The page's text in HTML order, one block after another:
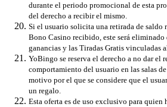
durante el periodo promocional de esta
del derecho a recibir el mismo.
Si el usuario solicita una retirada de saldo
Bono Casino recibido, este será eliminado
ganancias y las Tiradas Gratis vinculadas
YoBingo se reserva el derecho a no dar el
comportamiento del usuario en las salas
motivo por el que se considere que el
un regalo.
Esta oferta es de uso exclusivo para quien